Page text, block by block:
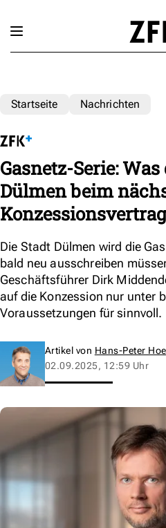
Startseite Nachrichten
Gasnetz-Serie:
Dülmen beim
Die Stadt Dülmen wird die
bald neu ausschreiben
Geschäftsführer Dirk
auf die Konzession nur unter
Voraussetzungen für sinnvoll.
Artikel von Hans-Peter
02.09.2025, 12:59 Uhr